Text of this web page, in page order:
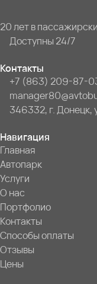
20 лет в
Доступны 24/7
Контакты
+7 (863) 209-87-
346332, г. Донецк,
Навигация
Главная
Автопарк
Услуги
О нас
Портфолио
Контакты
Способы оплаты
Отзывы
Цены